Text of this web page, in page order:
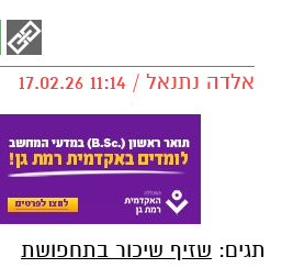
אלדה נתנאל / 11:14 17.02.26
תגים: שזיף שיכור בתחפושת